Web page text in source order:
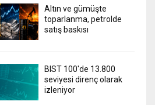
Altın ve gümüşte
toparlanma, petrolde
satış baskısı
BIST 100'de 13.800
seviyesi direnç olarak
izleniyor